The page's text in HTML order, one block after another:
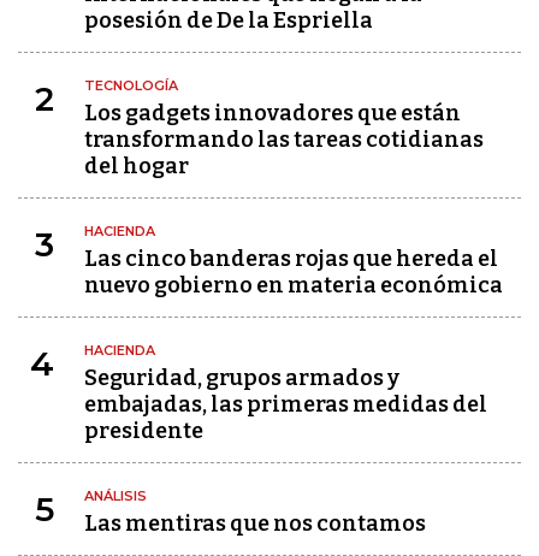
posesión de De la Espriella
2 TECNOLOGÍA
Los gadgets innovadores que están
transformando las tareas cotidianas
del hogar
3 HACIENDA
Las cinco banderas rojas que hereda el
nuevo gobierno en materia económica
4 HACIENDA
Seguridad, grupos armados y
embajadas, las primeras medidas del
presidente
5 ANÁLISIS
Las mentiras que nos contamos